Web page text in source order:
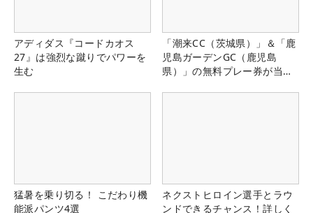
アディダス『コードカオス
27』は強烈な蹴りでパワーを
生む
「潮来CC（茨城県）」＆「鹿
児島ガーデンGC（鹿児島
県）」の無料プレー券が当た
猛暑を乗り切る！ こだわり機
能派パンツ4選
ネクストヒロイン選手とラウ
ンドできるチャンス！詳しく